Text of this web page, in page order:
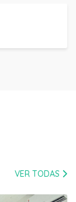
VER TODAS